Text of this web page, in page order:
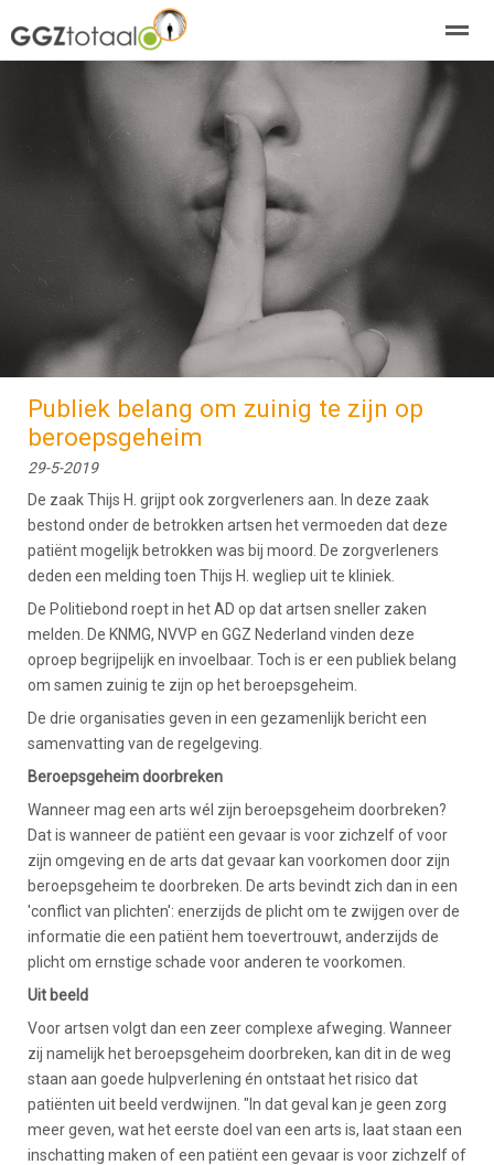
agenda E-
Zoeken Pagina's
Publiek belang om zuinig te zijn op
beroepsgeheim
29-5-2019
De zaak Thijs H. grijpt ook zorgverleners aan. In deze zaak
bestond onder de betrokken artsen het vermoeden dat deze
patiënt mogelijk betrokken was bij moord. De zorgverleners
deden een melding toen Thijs H. wegliep uit te kliniek.
De Politiebond roept in het AD op dat artsen sneller zaken
melden. De KNMG, NVVP en GGZ Nederland vinden deze
oproep begrijpelijk en invoelbaar. Toch is er een publiek belang
om samen zuinig te zijn op het beroepsgeheim.
De drie organisaties geven in een gezamenlijk bericht een
samenvatting van de regelgeving.
Beroepsgeheim doorbreken
Wanneer mag een arts wél zijn beroepsgeheim doorbreken?
Dat is wanneer de patiënt een gevaar is voor zichzelf of voor
zijn omgeving en de arts dat gevaar kan voorkomen door zijn
beroepsgeheim te doorbreken. De arts bevindt zich dan in een
'conflict van plichten': enerzijds de plicht om te zwijgen over de
informatie die een patiënt hem toevertrouwt, anderzijds de
plicht om ernstige schade voor anderen te voorkomen.
Uit beeld
Voor artsen volgt dan een zeer complexe afweging. Wanneer
zij namelijk het beroepsgeheim doorbreken, kan dit in de weg
staan aan goede hulpverlening én ontstaat het risico dat
patiënten uit beeld verdwijnen. "In dat geval kan je geen zorg
meer geven, wat het eerste doel van een arts is, laat staan een
inschatting maken of een patiënt een gevaar is voor zichzelf of